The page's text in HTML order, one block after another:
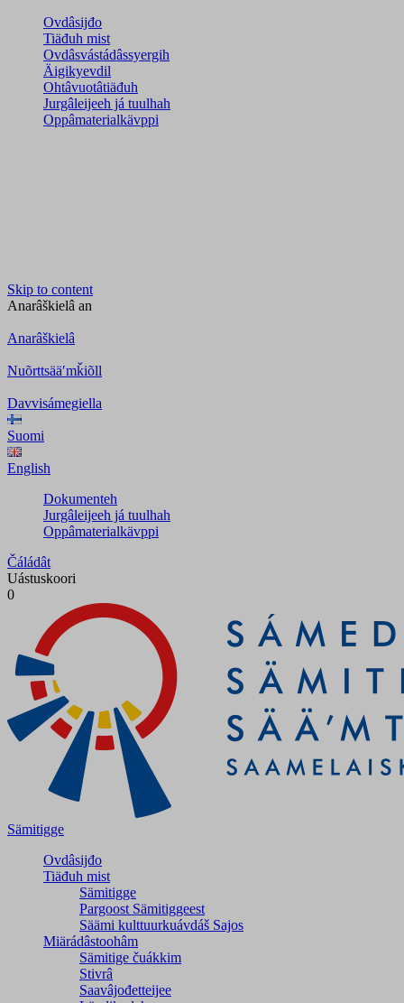
Ovdâsijđo
Tiäđuh mist
Ovdâsvástádâssyergih
Äigikyevdil
Ohtâvuotâtiäđuh
Jurgâleijeeh já tuulhah
Oppâmaterialkävppi
Skip to content
Anarâškielâ an
Anarâškielâ
Nuõrttsääʹmǩiõll
Davvisámegiella
Suomi
English
Dokumenteh
Jurgâleijeeh já tuulhah
Oppâmaterialkävppi
Čáládât
Uástuskoori
0
Sämitigge
Ovdâsijđo
Tiäđuh mist
Sämitigge
Pargoost Sämitiggeest
Säämi kulttuurkuávdáš Sajos
Miärádâstoohâm
Sämitige čuákkim
Stivrâ
Saavâjođetteijee